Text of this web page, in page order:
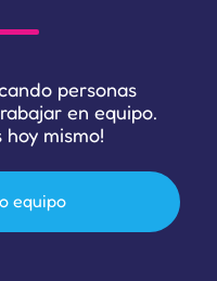
personas
en equipo.
hoy mismo!
equipo